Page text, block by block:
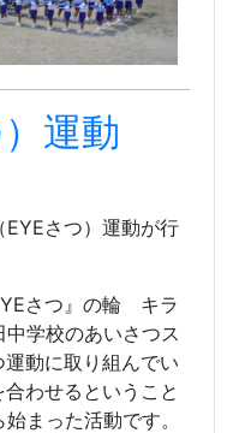
運動
さつ）運動が行
さつ』の輪 キラ
学校のあいさつス
動に取り組んでい
わせるということ
まった活動です。